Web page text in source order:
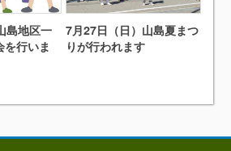
島地区一
行いま
7月27日（日）山島夏まつ
りが行われます